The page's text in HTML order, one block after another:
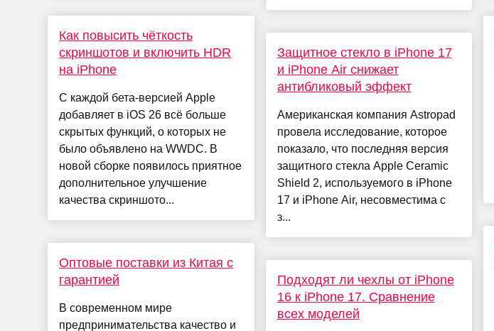
Как повысить чёткость
скриншотов и включить HDR
на iPhone
С каждой бета-версией Apple
добавляет в iOS 26 всё больше
скрытых функций, о которых не
было объявлено на WWDC. В
новой сборке появилось приятное
дополнительное улучшение
качества скриншото...
Оптовые поставки из Китая с
гарантией
В современном мире
предпринимательства качество и
Защитное стекло в iPhone 17
и iPhone Air снижает
антибликовый эффект
Американская компания Astropad
провела исследование, которое
показало, что последняя версия
защитного стекла Apple Ceramic
Shield 2, используемого в iPhone
17 и iPhone Air, несовместима с
з...
Подходят ли чехлы от iPhone
16 к iPhone 17. Сравнение
всех моделей